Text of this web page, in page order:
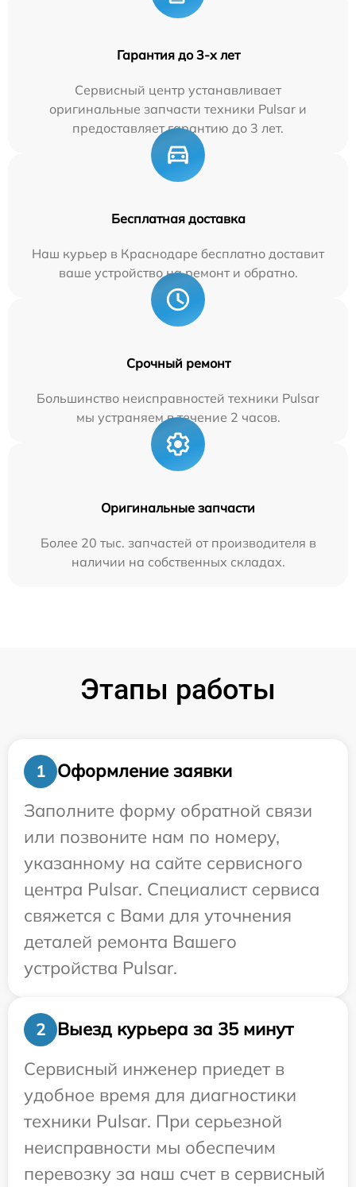
Гарантия до 3-х лет
Сервисный центр устанавливает
оригинальные запчасти техники Pulsar и
предоставляет гарантию до 3 лет.
Бесплатная доставка
Наш курьер в Краснодаре бесплатно доставит
ваше устройство на ремонт и обратно.
Срочный ремонт
Большинство неисправностей техники Pulsar
мы устраняем в течение 2 часов.
Оригинальные запчасти
Более 20 тыс. запчастей от производителя в
наличии на собственных складах.
Этапы работы
1
Оформление заявки
Заполните форму обратной связи
или позвоните нам по номеру,
указанному на сайте сервисного
центра Pulsar. Специалист сервиса
свяжется с Вами для уточнения
деталей ремонта Вашего
устройства Pulsar.
2
Выезд курьера за 35 минут
Сервисный инженер приедет в
удобное время для диагностики
техники Pulsar. При серьезной
неисправности мы обеспечим
перевозку за наш счет в сервисный